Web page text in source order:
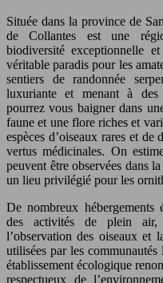
Située dans la province de
de Collantes est une
biodiversité exceptionnelle
véritable paradis pour les
sentiers de randonnée
luxuriante et menant à des
pourrez vous baigner dans
faune et une flore riches et
espèces d’oiseaux rares et
vertus médicinales. On
peuvent être observées dans
un lieu privilégié pour les
De nombreux hébergements
des activités de plein air,
l’observation des oiseaux et
utilisées par les
établissement écologique
respectueux de